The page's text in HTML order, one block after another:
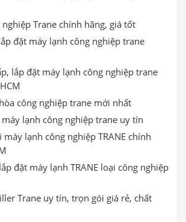
Trane chính hãng, giá tốt
đặt máy lạnh công nghiệp trane
lắp đặt máy lạnh công nghiệp trane
công nghiệp trane mới nhất
lạnh công nghiệp trane uy tín
lạnh công nghiệp TRANE chính
đặt máy lạnh TRANE loại công nghiệp
Trane uy tín, trọn gói giá rẻ, chất